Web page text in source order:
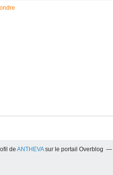
de ANTHEVAsur le portail Overblog